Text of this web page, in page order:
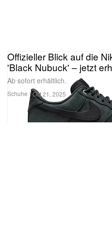
Schuhe
Offizieller Blick auf die
'Black Nubuck' – jetzt
Ab sofort erhältlich.
Oct 21, 2025